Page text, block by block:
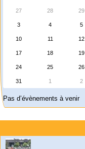
27 28 29
3 4 5
10 11 12
17 18 19
24 25 26
31 1 2
Pas d’évènements à venir